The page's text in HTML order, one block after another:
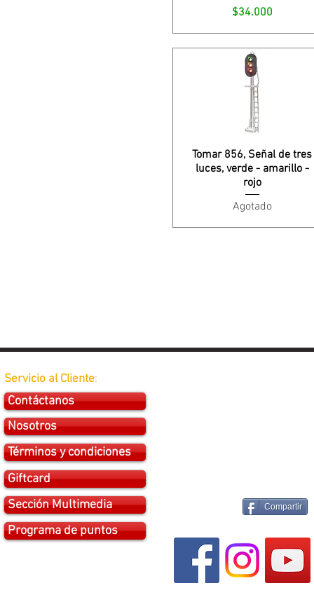
Precio
$34.000
Tomar 856, Señal de tres
luces, verde - amarillo -
rojo
Agotado
Servicio al Cliente:
Contáctanos
Nosotros
Términos y condiciones
Giftcard
Sección Multimedia
Programa de puntos
Compartir